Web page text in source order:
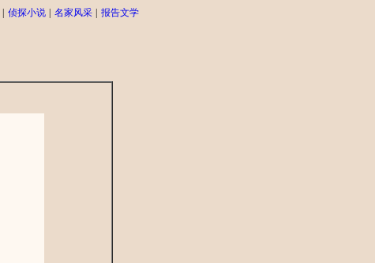
侦探小说 名家风采 报告文学